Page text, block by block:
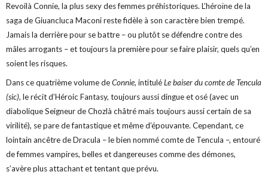
Revoilà Connie, la plus sexy des femmes préhistoriques. L’héroïne de la
saga de Giuancluca Maconi reste fidèle à son caractère bien trempé.
Jamais la derrière pour se battre – ou plutôt se défendre contre des
mâles arrogants – et toujours la première pour se faire plaisir, quels qu’en
soient les risques.
Dans ce quatrième volume deConnie, intituléLe baiser du comte de Tencula
(sic), le récit d’Héroic Fantasy, toujours aussi dingue et osé (avec un
diabolique Seigneur de Chozlà châtré mais toujours aussi certain de sa
virilité), se pare de fantastique et même d’épouvante. Cependant, ce
lointain ancêtre de Dracula – le bien nommé comte de Tencula –, entouré
de femmes vampires, belles et dangereuses comme des démones,
s’avère plus attachant et tentant que prévu.